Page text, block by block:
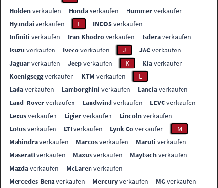
Holdenverkaufen Hondaverkaufen Hummerverkaufen
Hyundai verkaufen I INEOSverkaufen
Infiniti verkaufen Iran Khodroverkaufen Isderaverkaufen
Isuzu verkaufen Ivecoverkaufen J JACverkaufen
Jaguarverkaufen Jeepverkaufen K Kiaverkaufen
Koenigseggverkaufen KTM verkaufen
L
Ladaverkaufen Lamborghini verkaufen Lanciaverkaufen
Land-Roververkaufen Landwindverkaufen LEVCverkaufen
Lexusverkaufen Ligierverkaufen Lincolnverkaufen
Lotusverkaufen LTIverkaufen Lynk Coverkaufen
M
Mahindraverkaufen Marcosverkaufen Maruti verkaufen
Maserati verkaufen Maxusverkaufen Maybachverkaufen
Mazdaverkaufen McLarenverkaufen
Mercedes-Benzverkaufen Mercuryverkaufen MGverkaufen